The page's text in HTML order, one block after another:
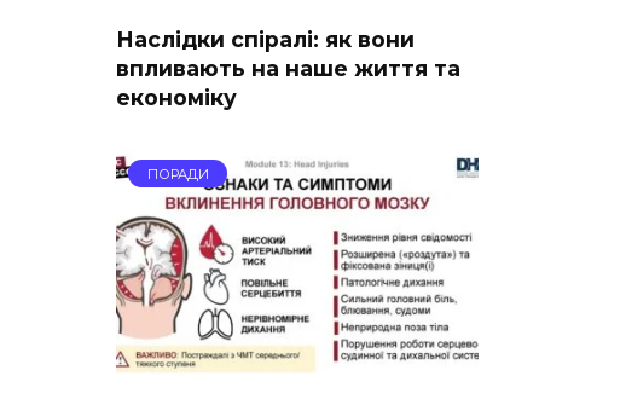
Наслідки спіралі: як вони
впливають на наше життя та
економіку
ПОРАДИ